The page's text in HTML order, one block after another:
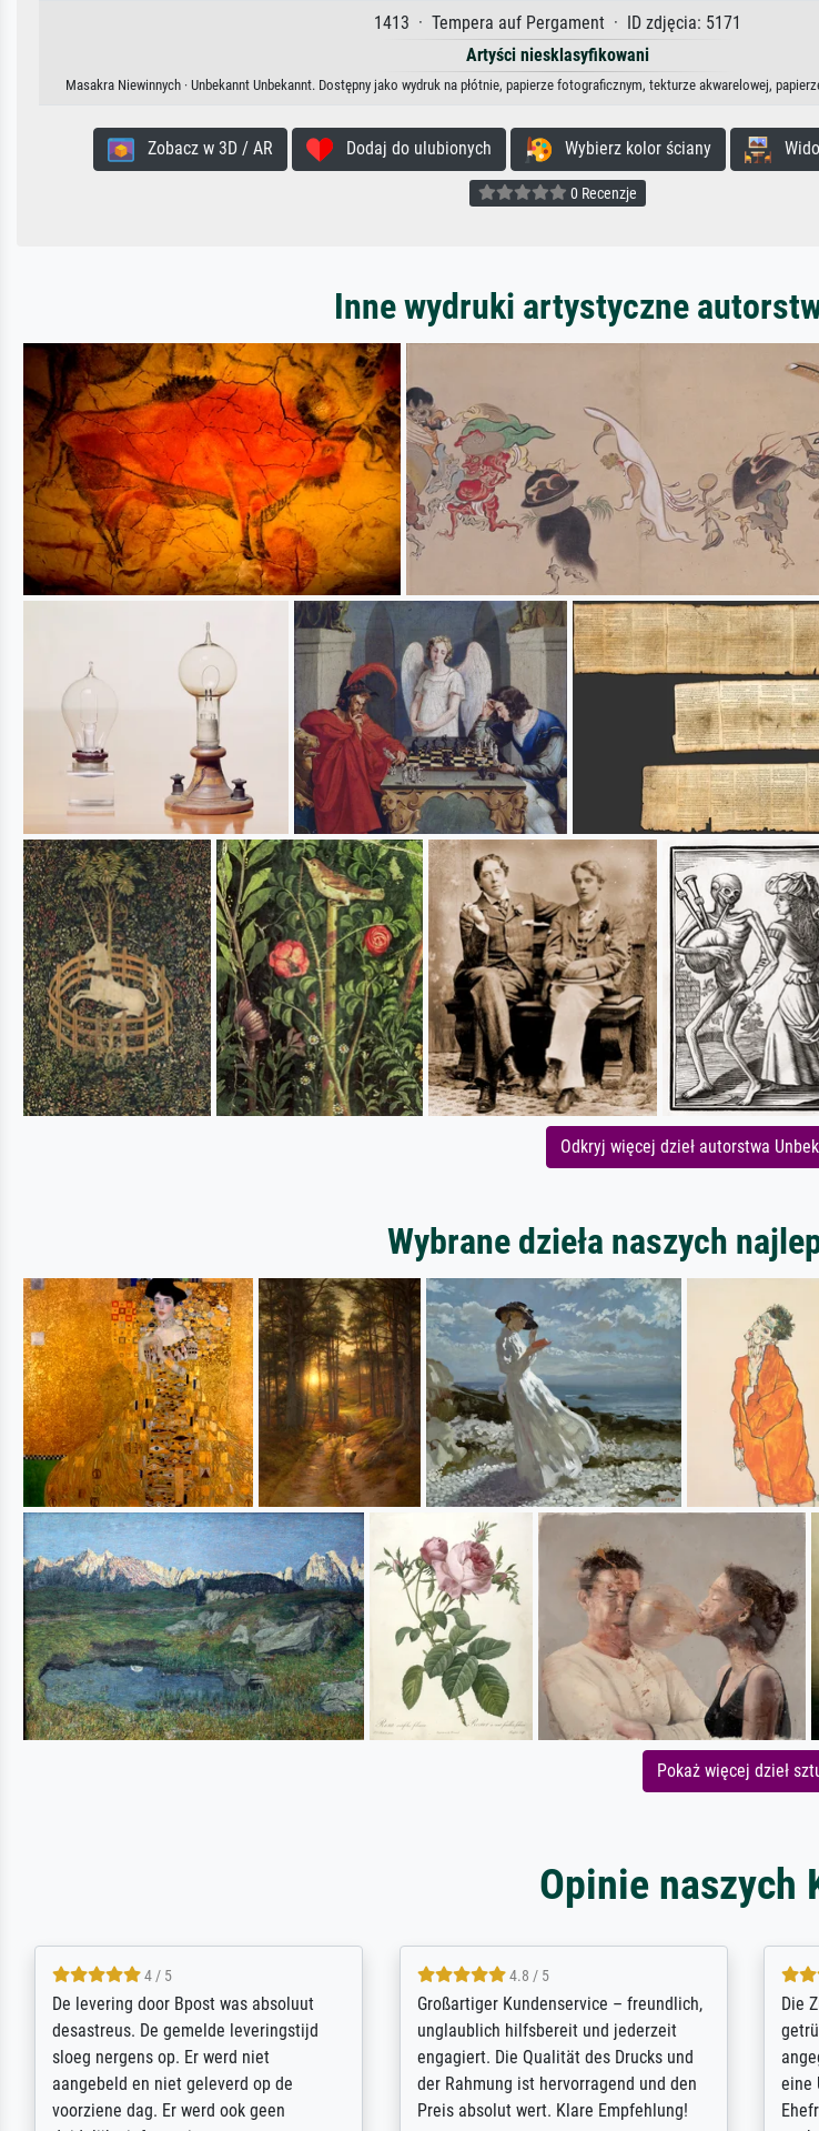
1413 · Tempera auf Pergament · ID zdjęcia: 5171
Artyści niesklasyfikowani
Masakra Niewinnych · Unbekannt Unbekannt. Dostępny jako wydruk na płótnie, papierze fotograficznym, tekturze akwarelowej,
Zobacz w 3D / AR Dodaj do ulubionych Wybierz kolor ściany
0 Recenzje
Inne wydruki artystyczne
Odkryj więcej dzieł autorstwa
Wybrane dzieła naszych
Pokaż więcej dzieł
Opinie naszych
5 / 5
Sehr gute Qualität des Leinwanddrucks
und des Rahmens! Unser Bild wurde
sehr sorgfältig und sicher verpackt, so
dass es unbeschadet bei uns ankam. Es
wird nicht unser letzter Meisterdruck
5 / 5
Für ein Erinnerungsbuch mit der
Feldpost meines Großvaters aus dem 1.
Weltkrieg benötigte ich ein
ausdrucksvolles Bild. Das habe ich bei
Ihnen gefunden. Bei der Auswahl der